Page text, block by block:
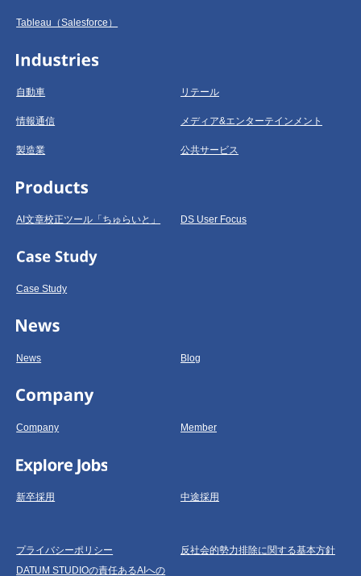
Tableau（Salesforce）
自動車 リテール
情報通信 メディア&エンターテインメント
製造業 公共サービス
AI文章校正ツール「ちゅらいと」 DS User Focus
Case Study
News Blog
Company Member
新卒採用 中途採用
プライバシーポリシー
反社会的勢力排除に関する基本方針
DATUM STUDIOの責任あるAIへの